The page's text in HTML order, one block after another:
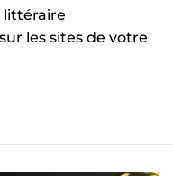
littéraire
les sites de votre